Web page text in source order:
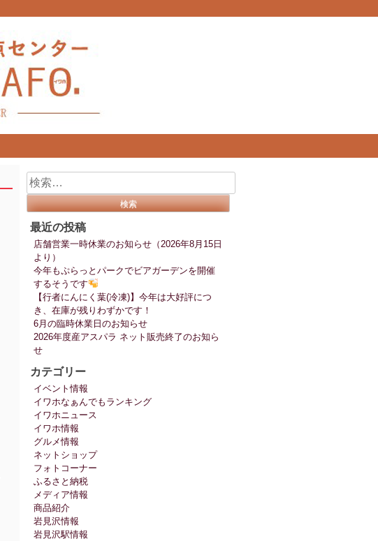
検
索:
最近の投稿
店舗営業一時休業のお知らせ（2026年8月15日
より）
今年もぷらっとパークでビアガーデンを開催
するそうです
【行者にんにく葉(冷凍)】今年は大好評につ
き、在庫が残りわずかです！
6月の臨時休業日のお知らせ
2026年度産アスパラ ネット販売終了のお知ら
せ
カテゴリー
イベント情報
イワホなぁんでもランキング
イワホニュース
イワホ情報
グルメ情報
ネットショップ
フォトコーナー
ふるさと納税
メディア情報
商品紹介
岩見沢情報
岩見沢駅情報